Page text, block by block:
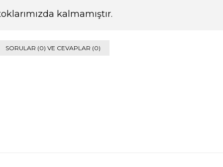
kalmamıştır.
SORULAR (0) VE CEVAPLAR (0)